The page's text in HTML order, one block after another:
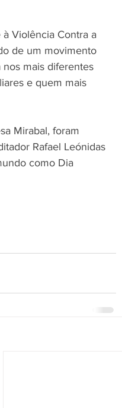
Violência Contra a
de um movimento
mais diferentes
e quem mais
Mirabal, foram
Rafael Leónidas
como Dia